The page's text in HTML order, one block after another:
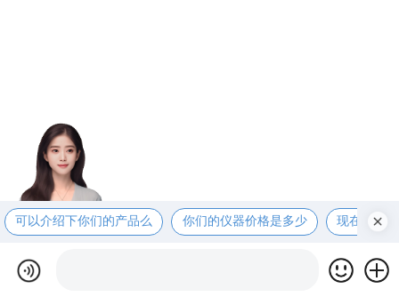
可以介绍下你们的产品么 你们的仪器价格是多少 现在有优